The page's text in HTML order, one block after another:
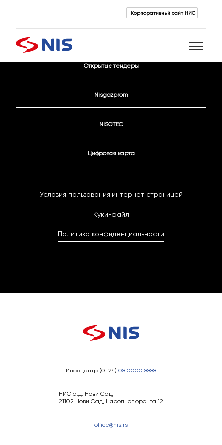
Корпоративный сайт НИС
Открытые тендеры
Nisgazprom
NISOTEC
Цифровая карта
Условия пользования интернет страницей
Куки-файл
Политика конфиденциальности
Инфоцентр (0-24) 08 0000 8888
НИС а.д. Нови Сад,
21102 Нови Сад, Народног фронта 12
office@nis.rs